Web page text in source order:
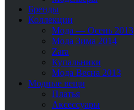
Бренды
Коллекции
Мода — Осень 2013
Мода Зима 2014
Zara
Купальники
Мода Весна 2013
Модные вещи
Платья
Аксессуары